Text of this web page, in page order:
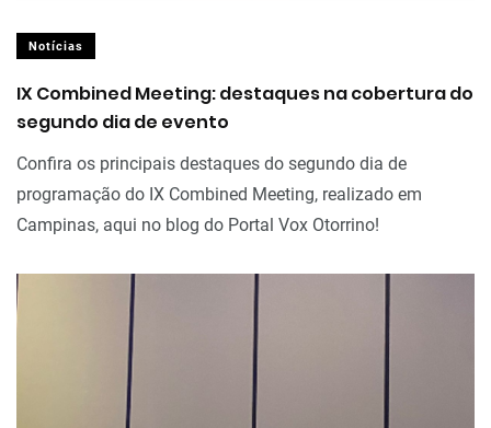
Notícias
IX Combined Meeting: destaques na cobertura do
segundo dia de evento
Confira os principais destaques do segundo dia de
programação do IX Combined Meeting, realizado em
Campinas, aqui no blog do Portal Vox Otorrino!